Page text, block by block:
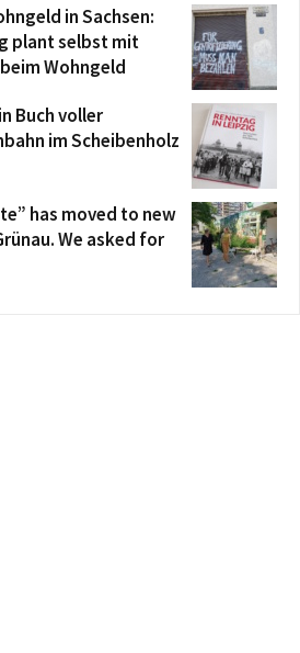
in Sachsen:
plant selbst mit
Wohngeld
Buch voller
im Scheibenholz
has moved to new
We asked for